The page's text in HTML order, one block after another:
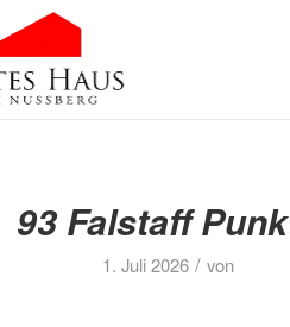
93 Falstaff
1. Juli 2026 / von